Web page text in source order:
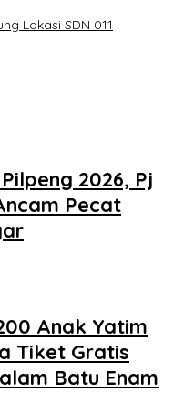
Lokasi SDN 011
2026, Pj
Pecat
Anak Yatim
Tiket Gratis
Batu Enam